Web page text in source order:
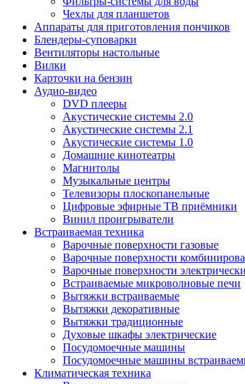
Чехлы для планшетов
Аппараты для приготовления пончиков
Блендеры-суповарки
Вентиляторы настольные
Вилки
Карточки на бензин
Аудио-видео
DVD плееры
Акустические системы 2.0
Акустические системы 2.1
Акустические системы 1.0
Домашние кинотеатры
Магнитолы
Музыкальные центры
Телевизоры плоскопанельные
Цифровые эфирные ТВ приёмники
Винил проигрыватели
Встраиваемая техника
Варочные поверхности газовые
Варочные поверхности
Варочные поверхности
Встраиваемые микроволновые печи
Вытяжки встраиваемые
Вытяжки декоративные
Вытяжки традиционные
Духовые шкафы электрические
Посудомоечные машины
Посудомоечные машины
Климатическая техника